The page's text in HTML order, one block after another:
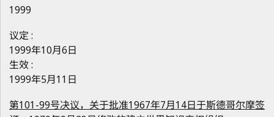
1999
议定 :
1999年10月6日
生效 :
1999年5月11日
第101-99号决议，关于批准1967年7月14日于斯德哥尔摩签